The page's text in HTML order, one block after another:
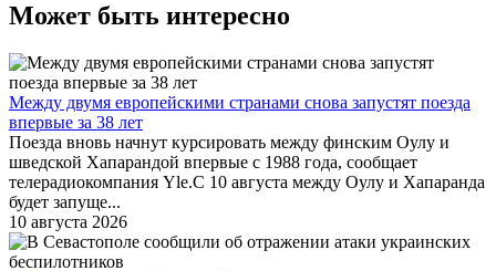
Может быть интересно
Между двумя европейскими странами снова запустят поезда
впервые за 38 лет
Поезда вновь начнут курсировать между финским Оулу и
шведской Хапарандой впервые с 1988 года, сообщает
телерадиокомпания Yle.С 10 августа между Оулу и Хапаранда
будет запуще...
10 августа 2026